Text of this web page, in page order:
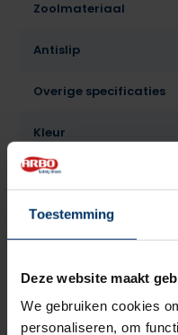
Toestemming
Deze website maakt
We gebruiken cookies
personaliseren, om
Zoolmateriaal
Antislip
Overige specificaties
Kleur
Beoordelingen
5van5 Gebaseerd op
Schrijf je eigen